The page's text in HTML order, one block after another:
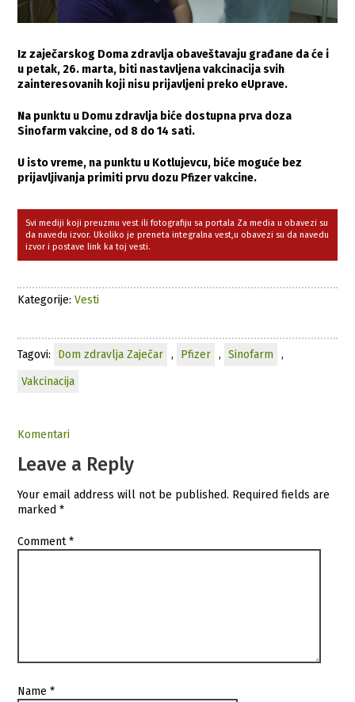
Iz zaječarskog Doma zdravlja obaveštavaju građane da će i
u petak, 26. marta, biti nastavljena vakcinacija svih
zainteresovanih koji nisu prijavljeni preko eUprave.
Na punktu u Domu zdravlja biće dostupna prva doza
Sinofarm vakcine, od 8 do 14 sati.
U isto vreme, na punktu u Kotlujevcu, biće moguće bez
prijavljivanja primiti prvu dozu Pfizer vakcine.
Svi mediji koji preuzmu vest ili fotografiju sa portala Za media u obavezi su
da navedu izvor. Ukoliko je preneta integralna vest,u obavezi su da navedu
izvor i postave link ka toj vesti.
Kategorije:Vesti
Tagovi: Dom zdravlja Zaječar , Pfizer , Sinofarm
,
Vakcinacija
Komentari
Leave a Reply
Your email address will not be published. Required fields are
marked*
Comment*
Name*